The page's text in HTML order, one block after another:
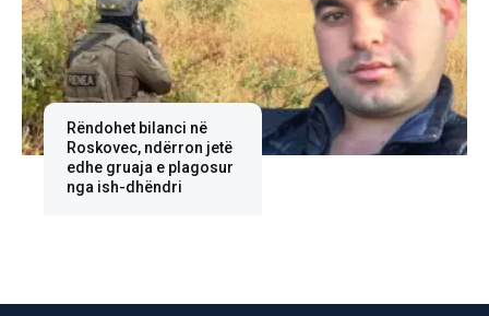
Rëndohet bilanci në
Roskovec, ndërron jetë
edhe gruaja e plagosur
nga ish-dhëndri